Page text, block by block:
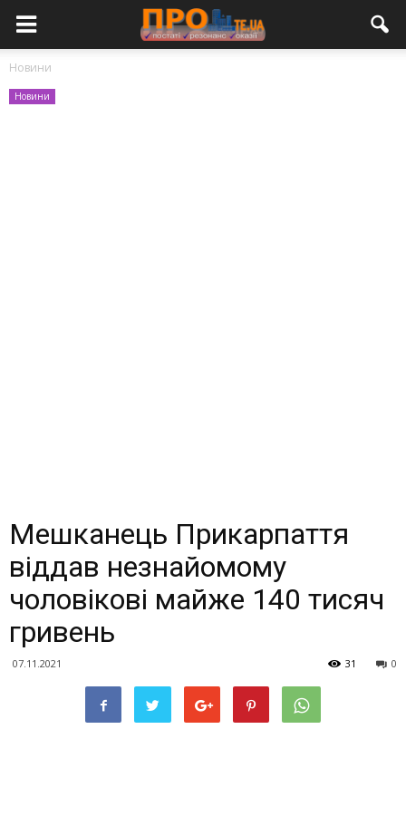
Новини
Новини
Мешканець Прикарпаття
віддав незнайомому
чоловікові майже 140 тисяч
гривень
07.11.2021 0
31